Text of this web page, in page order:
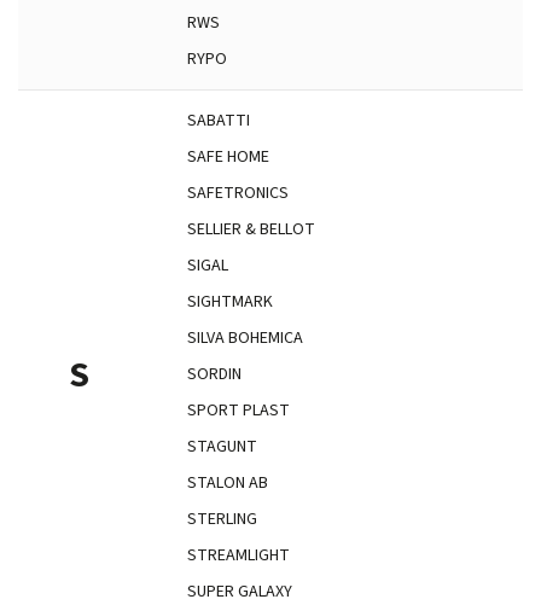
RWS
RYPO
S
SABATTI
SAFE HOME
SAFETRONICS
SELLIER & BELLOT
SIGAL
SIGHTMARK
SILVA BOHEMICA
SORDIN
SPORT PLAST
STAGUNT
STALON AB
STERLING
STREAMLIGHT
SUPER GALAXY